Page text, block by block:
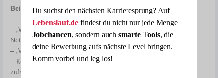
Beispiele für Abstufungen innerhalb der Dankesformel:
– „Wir danken [Name] für seine stets sehr gute Mitarbeit“ =
Note 1
– „Wir danken [Name] für seine gute Mitarbeit“ = Note 3
– Kein Dank deutet darauf hin, dass der Arbeitgeber nicht
zufrieden war
Du suchst den nächsten Karrieresprung? Auf
Lebenslauf.defindest du nicht nur jede Menge
Jobchancen, sondern auch smarte Tools, die
deine Bewerbung aufs nächste Level bringen.
Komm vorbei und leg los!